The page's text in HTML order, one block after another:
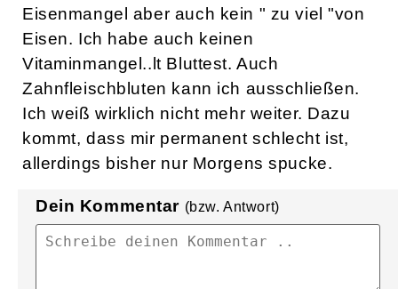
Eisenmangel aber auch kein " zu viel "von
Eisen. Ich habe auch keinen
Vitaminmangel..lt Bluttest. Auch
Zahnfleischbluten kann ich ausschließen.
Ich weiß wirklich nicht mehr weiter. Dazu
kommt, dass mir permanent schlecht ist,
allerdings bisher nur Morgens spucke.
Dein Kommentar (bzw. Antwort)